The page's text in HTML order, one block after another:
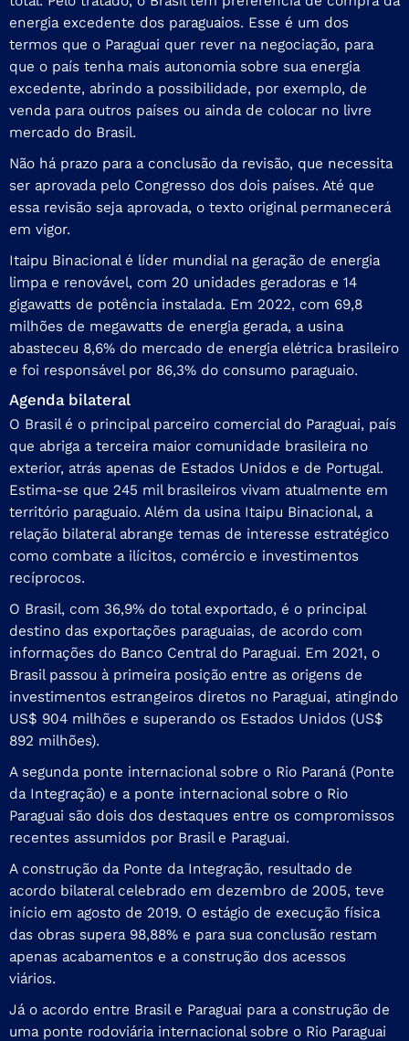
energia excedente dos paraguaios. Esse é um dos
termos que o Paraguai quer rever na negociação, para
que o país tenha mais autonomia sobre sua energia
excedente, abrindo a possibilidade, por exemplo, de
venda para outros países ou ainda de colocar no livre
mercado do Brasil.
Não há prazo para a conclusão da revisão, que necessita
ser aprovada pelo Congresso dos dois países. Até que
essa revisão seja aprovada, o texto original permanecerá
em vigor.
Itaipu Binacional é líder mundial na geração de energia
limpa e renovável, com 20 unidades geradoras e 14
gigawatts de potência instalada. Em 2022, com 69,8
milhões de megawatts de energia gerada, a usina
abasteceu 8,6% do mercado de energia elétrica brasileiro
e foi responsável por 86,3% do consumo paraguaio.
Agenda bilateral
O Brasil é o principal parceiro comercial do Paraguai, país
que abriga a terceira maior comunidade brasileira no
exterior, atrás apenas de Estados Unidos e de Portugal.
Estima-se que 245 mil brasileiros vivam atualmente em
território paraguaio. Além da usina Itaipu Binacional, a
relação bilateral abrange temas de interesse estratégico
como combate a ilícitos, comércio e investimentos
recíprocos.
O Brasil, com 36,9% do total exportado, é o principal
destino das exportações paraguaias, de acordo com
informações do Banco Central do Paraguai. Em 2021, o
Brasil passou à primeira posição entre as origens de
investimentos estrangeiros diretos no Paraguai, atingindo
US$ 904 milhões e superando os Estados Unidos (US$
892 milhões).
A segunda ponte internacional sobre o Rio Paraná (Ponte
da Integração) e a ponte internacional sobre o Rio
Paraguai são dois dos destaques entre os compromissos
recentes assumidos por Brasil e Paraguai.
A construção da Ponte da Integração, resultado de
acordo bilateral celebrado em dezembro de 2005, teve
início em agosto de 2019. O estágio de execução física
das obras supera 98,88% e para sua conclusão restam
apenas acabamentos e a construção dos acessos
viários.
Já o acordo entre Brasil e Paraguai para a construção de
uma ponte rodoviária internacional sobre o Rio Paraguai